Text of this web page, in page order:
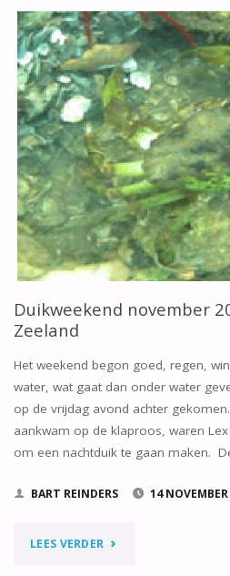
MET
EEN
VOLGELAATSMASKER"
Duikweekend november
Zeeland
Het weekend begon goed, regen,
water, wat gaat dan onder water
op de vrijdag avond achter
aankwam op de klaproos, waren
om een nachtduik te gaan maken.
BART REINDERS 14
LEES VERDER "DUIKWEEKEND